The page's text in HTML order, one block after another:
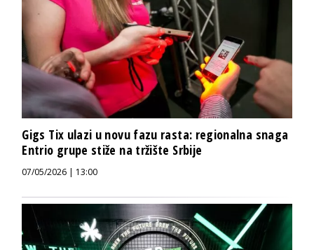
Gigs Tix ulazi u novu fazu rasta: regionalna snaga
Entrio grupe stiže na tržište Srbije
07/05/2026 | 13:00